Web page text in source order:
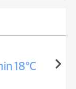
max 22°C min